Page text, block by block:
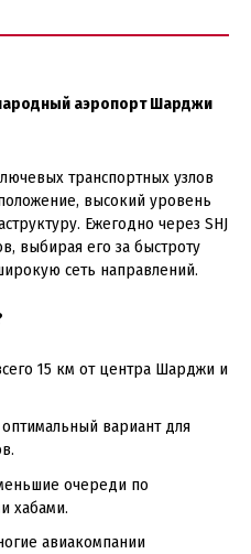
аэропорт Шарджи
транспортных узлов
высокий уровень
Ежегодно через SHJ
выбирая его за быстроту
сеть направлений.
15 км от центра Шарджи и
вариант для
очереди по
хабами.
авиакомпании